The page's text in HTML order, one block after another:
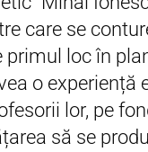
care se
primul loc în
o experiență
lor, pe
să se